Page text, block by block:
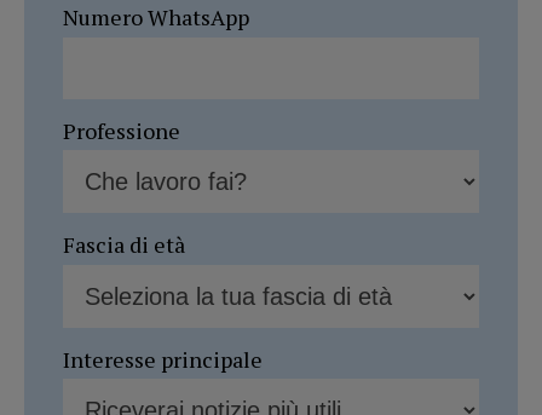
Numero WhatsApp
Professione
Fascia di età
Interesse principale